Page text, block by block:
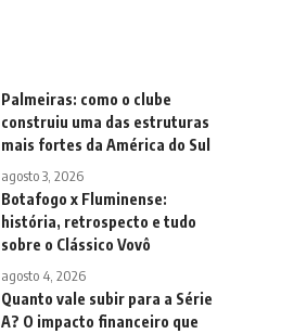
Palmeiras: como o clube
construiu uma das estruturas
mais fortes da América do Sul
agosto 3, 2026
Botafogo x Fluminense:
história, retrospecto e tudo
sobre o Clássico Vovô
agosto 4, 2026
Quanto vale subir para a Série
A? O impacto financeiro que